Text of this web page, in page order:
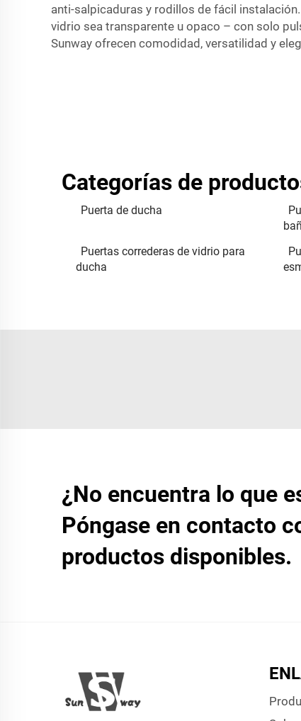
anti-salpicaduras y rodillos de fácil
vidrio sea transparente u opaco – con solo
Sunway ofrecen comodidad, versatilidad y
Categorías de
Puerta de ducha
Puertas correderas de vidrio para
ducha
¿No encuentra lo que
Póngase en contacto
productos disponibles.